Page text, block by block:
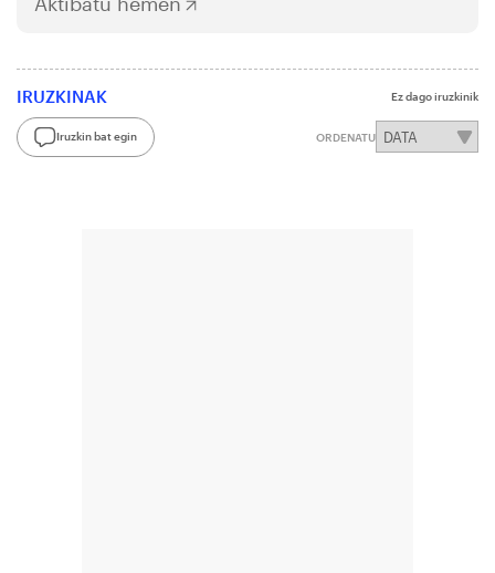
IRUZKINAK Ez dago iruzkinik
Iruzkin bat egin ORDENATU